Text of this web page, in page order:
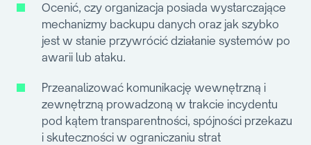
Ocenić, czy organizacja posiada wystarczające
mechanizmy backupu danych oraz jak szybko
jest w stanie przywrócić działanie systemów po
awarii lub ataku.
Przeanalizować komunikację wewnętrzną i
zewnętrzną prowadzoną w trakcie incydentu
pod kątem transparentności, spójności przekazu
i skuteczności w ograniczaniu strat